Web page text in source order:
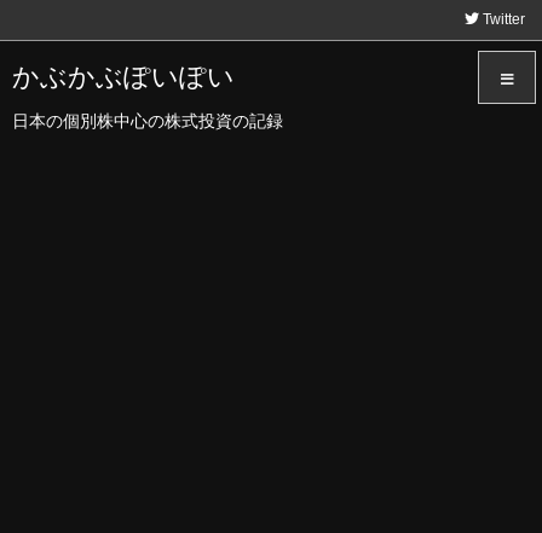
かぶかぶぽいぽい
日本の個別株中心の株式投資の記録
Twitter